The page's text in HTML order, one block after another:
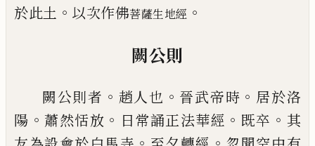
於此土 。 以次作佛菩薩生地經 。
闕公則
闕公則者 。 趙人也 。 晉武帝時 。 居於洛
陽 。蕭然恬放 。 日常誦正法華經 。 既卒 。 其